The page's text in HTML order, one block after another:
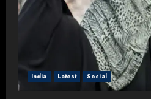
India Latest Social